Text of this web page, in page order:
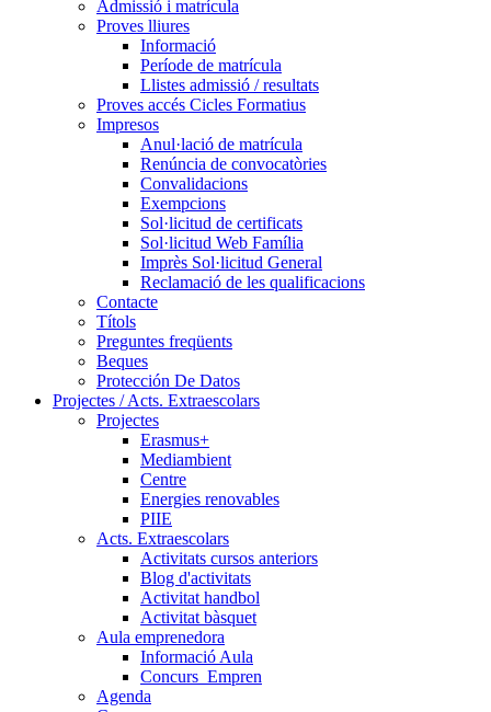
Admissió i matrícula
Proves lliures
Informació
Període de matrícula
Llistes admissió / resultats
Proves accés Cicles Formatius
Impresos
Anul·lació de matrícula
Renúncia de convocatòries
Convalidacions
Exempcions
Sol·licitud de certificats
Sol·licitud Web Família
Imprès Sol·licitud General
Reclamació de les qualificacions
Contacte
Títols
Preguntes freqüents
Beques
Protección De Datos
Projectes / Acts. Extraescolars
Projectes
Erasmus+
Mediambient
Centre
Energies renovables
PIIE
Acts. Extraescolars
Activitats cursos anteriors
Blog d'activitats
Activitat handbol
Activitat bàsquet
Aula emprenedora
Informació Aula
Concurs_Empren
Agenda